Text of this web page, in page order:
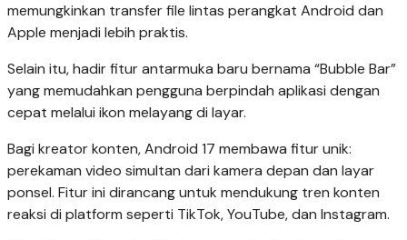
memungkinkan transfer file lintas perangkat Android dan
Apple menjadi lebih praktis.
Selain itu, hadir fitur antarmuka baru bernama “Bubble Bar”
yang memudahkan pengguna berpindah aplikasi dengan
cepat melalui ikon melayang di layar.
Bagi kreator konten, Android 17 membawa fitur unik:
perekaman video simultan dari kamera depan dan layar
ponsel. Fitur ini dirancang untuk mendukung tren konten
reaksi di platform seperti TikTok, YouTube, dan Instagram.